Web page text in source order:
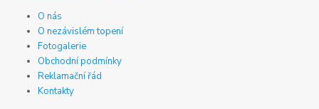
O nás
O nezávislém topení
Fotogalerie
Obchodní podmínky
Reklamační řád
Kontakty